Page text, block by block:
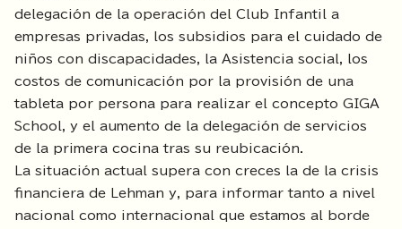
delegación de la operación del Club Infantil a
empresas privadas, los subsidios para el cuidado de
niños con discapacidades, la Asistencia social, los
costos de comunicación por la provisión de una
tableta por persona para realizar el concepto GIGA
School, y el aumento de la delegación de servicios
de la primera cocina tras su reubicación.
La situación actual supera con creces la de la crisis
financiera de Lehman y, para informar tanto a nivel
nacional como internacional que estamos al borde